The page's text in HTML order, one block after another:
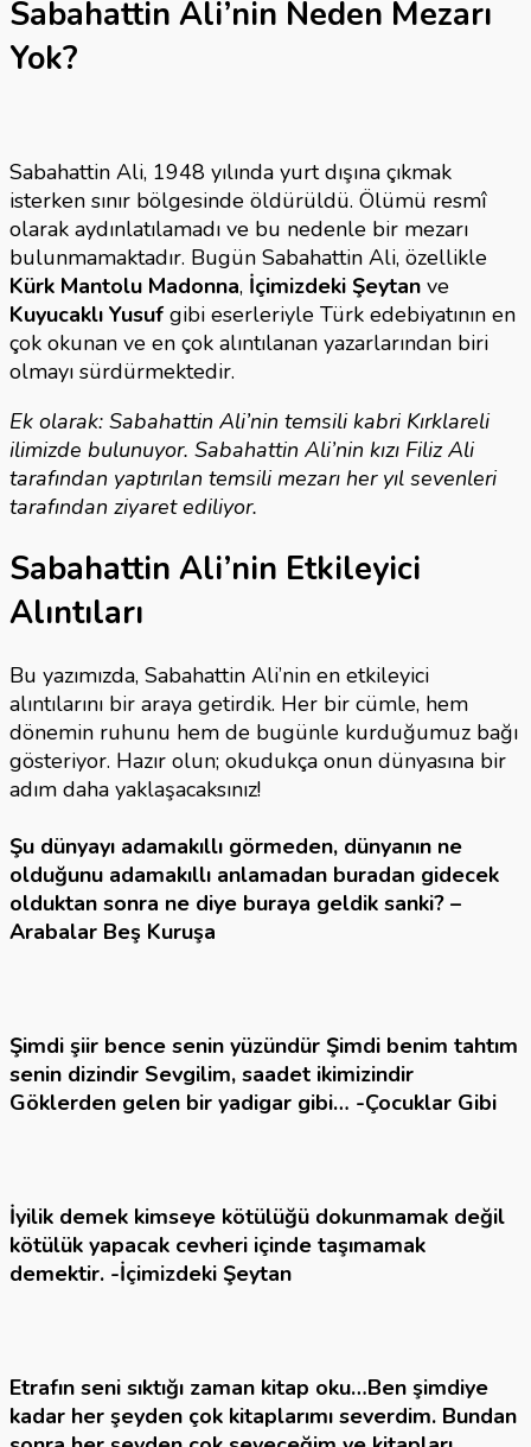
Sabahattin Ali’nin Neden Mezarı
Yok?
Sabahattin Ali, 1948 yılında yurt dışına çıkmak
isterken sınır bölgesinde öldürüldü. Ölümü resmî
olarak aydınlatılamadı ve bu nedenle bir mezarı
bulunmamaktadır. Bugün Sabahattin Ali, özellikle
Kürk Mantolu Madonna, İçimizdeki Şeytan ve
Kuyucaklı Yusuf gibi eserleriyle Türk edebiyatının en
çok okunan ve en çok alıntılanan yazarlarından biri
olmayı sürdürmektedir.
Ek olarak: Sabahattin Ali’nin temsili kabri Kırklareli
ilimizde bulunuyor. Sabahattin Ali’nin kızı Filiz Ali
tarafından yaptırılan temsili mezarı her yıl sevenleri
tarafından ziyaret ediliyor.
Sabahattin Ali’nin Etkileyici
Alıntıları
Bu yazımızda, Sabahattin Ali’nin en etkileyici
alıntılarını bir araya getirdik. Her bir cümle, hem
dönemin ruhunu hem de bugünle kurduğumuz bağı
gösteriyor. Hazır olun; okudukça onun dünyasına bir
adım daha yaklaşacaksınız!
Şu dünyayı adamakıllı görmeden, dünyanın ne
olduğunu adamakıllı anlamadan buradan gidecek
olduktan sonra ne diye buraya geldik sanki? –
Arabalar Beş Kuruşa
Şimdi şiir bence senin yüzündür Şimdi benim tahtım
senin dizindir Sevgilim, saadet ikimizindir
Göklerden gelen bir yadigar gibi… -Çocuklar Gibi
İyilik demek kimseye kötülüğü dokunmamak değil
kötülük yapacak cevheri içinde taşımamak
demektir. -İçimizdeki Şeytan
Etrafın seni sıktığı zaman kitap oku…Ben şimdiye
kadar her şeyden çok kitaplarımı severdim. Bundan